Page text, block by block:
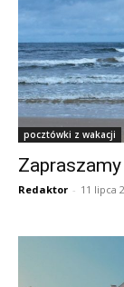
pocztówki z wakacji
Redaktor - 11 lipca